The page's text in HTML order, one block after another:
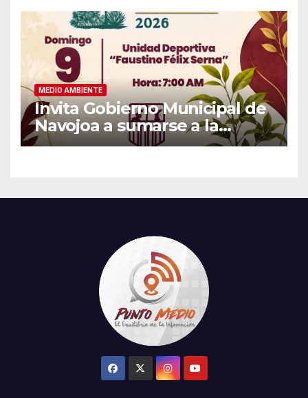
MEDIO AMBIENTE
Invita Gobierno Municipal de
Navojoa a sumarse a la
Jornada Nacional de